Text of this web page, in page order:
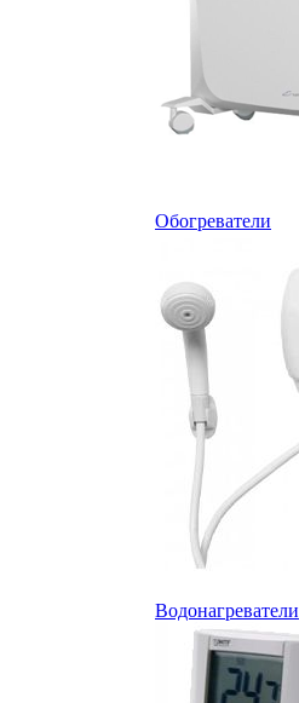
Обогреватели
Водонагреватели